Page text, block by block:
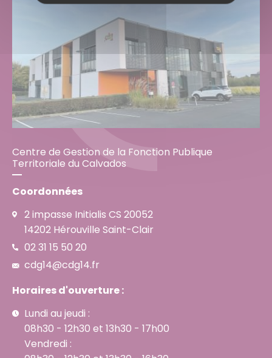
Centre de Gestion de la Fonction Publique
Territoriale du Calvados
Coordonnées
2 impasse Initialis CS 20052
14202 Hérouville Saint-Clair
02 31 15 50 20
cdg14@cdg14.fr
Horaires d'ouverture :
Lundi au jeudi :
08h30 - 12h30 et 13h30 - 17h00
Vendredi :